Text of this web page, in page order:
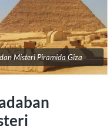
Misteri Piramida Giza